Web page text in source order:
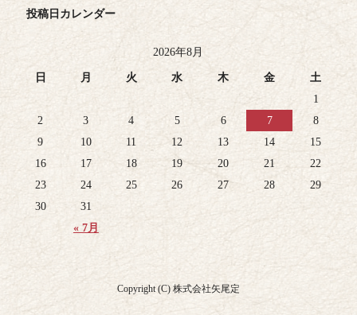
投稿日カレンダー
2026年8月
日 月 火 水 木 金 土
« 7月
1
2
3 4 5 6 7
8
9
10 11 12 13 14
15
16
17 18 19 20 21
22
23
24 25 26 27 28
29
30
31
Copyright (C) 株式会社矢尾定